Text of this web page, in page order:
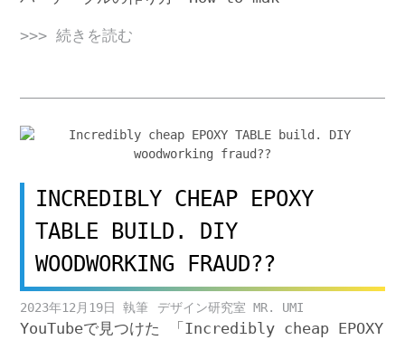
>>> 続きを読む
INCREDIBLY CHEAP EPOXY
TABLE BUILD. DIY
WOODWORKING FRAUD??
2023年12月19日 デザイン研究室 MR. UMI
YouTubeで見つけた 「Incredibly cheap EPOXY